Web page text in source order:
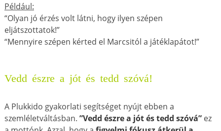
Például:
“Olyan jó érzés volt látni, hogy ilyen szépen
eljátszottatok!”
“Mennyire szépen kérted el Marcsitól a játéklapátot!”
Vedd észre a jót és tedd szóvá!
A Plukkido gyakorlati segítséget nyújt ebben a
szemléletváltásban. ”Vedd észre a jót és tedd szóvá” ez